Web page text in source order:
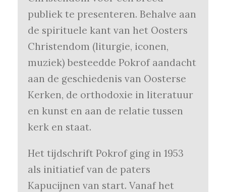
publiek te presenteren. Behalve aan
de spirituele kant van het Oosters
Christendom (liturgie, iconen,
muziek) besteedde Pokrof aandacht
aan de geschiedenis van Oosterse
Kerken, de orthodoxie in literatuur
en kunst en aan de relatie tussen
kerk en staat.
Het tijdschrift Pokrof ging in 1953
als initiatief van de paters
Kapucijnen van start. Vanaf het